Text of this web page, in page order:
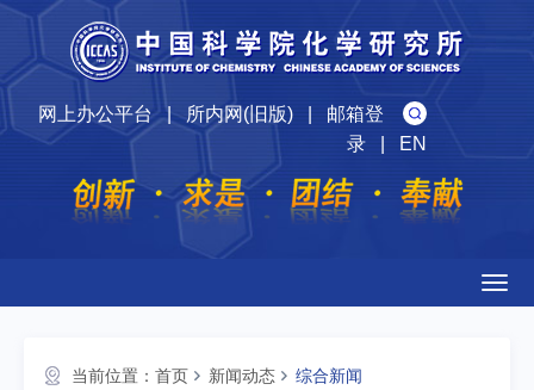
网上办公平台|所内网(旧版)| 邮箱登
录| EN
当前位置： 首页 新闻动态 综合新闻